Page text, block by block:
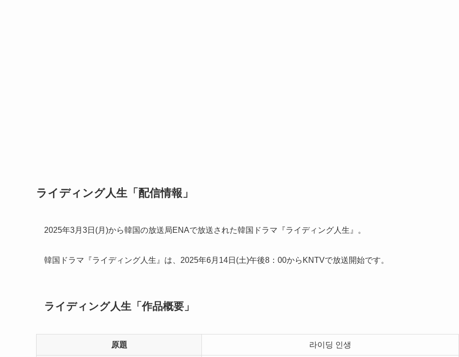
ライディング人生「配信情報」
2025年3月3日(月)から韓国の放送局ENAで放送された韓国ドラマ『ライディング人生』。
韓国ドラマ『ライディング人生』は、2025年6月14日(土)午後8：00からKNTVで放送開始です。
ライディング人生「作品概要」
原題 라이딩 인생